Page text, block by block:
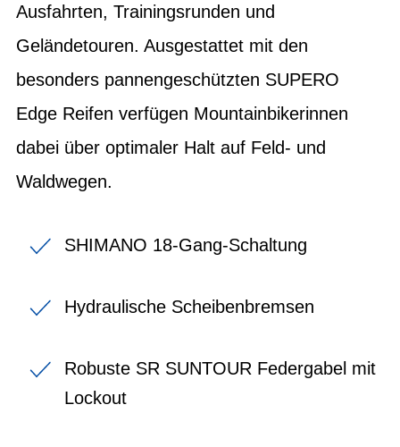
Ausfahrten, Trainingsrunden und
Geländetouren. Ausgestattet mit den
besonders pannengeschützten SUPERO
Edge Reifen verfügen Mountainbikerinnen
dabei über optimaler Halt auf Feld- und
Waldwegen.
SHIMANO 18-Gang-Schaltung
Hydraulische Scheibenbremsen
Robuste SR SUNTOUR Federgabel mit
Lockout